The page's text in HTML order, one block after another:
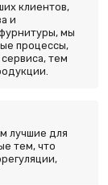
клиентов,
и
мы
процессы,
тем
лучшие для
тем, что